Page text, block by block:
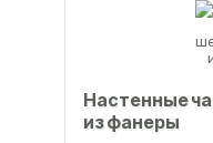
Настенные
из фанеры